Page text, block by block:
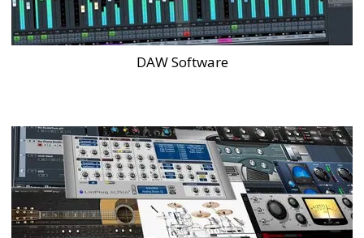
DAW Software